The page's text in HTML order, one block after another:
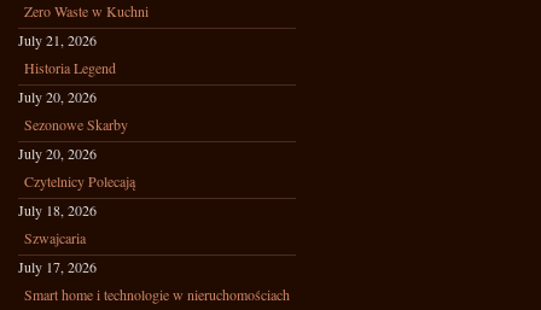
Zero Waste w Kuchni
July 21, 2026
Historia Legend
July 20, 2026
Sezonowe Skarby
July 20, 2026
Czytelnicy Polecają
July 18, 2026
Szwajcaria
July 17, 2026
Smart home i technologie w nieruchomościach